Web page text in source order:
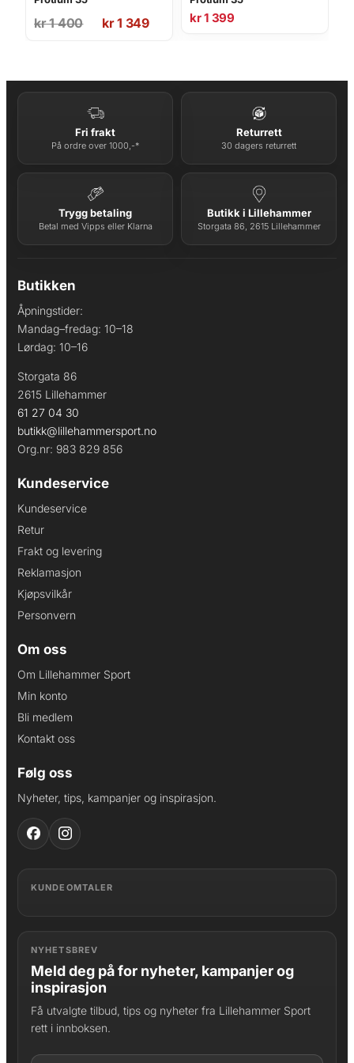
kr1 400
Opprinnelig
kr 1
400.
kr1 349
Nåværende
kr 1
349.
kr1 399
Fri frakt
På ordre over 1000,-*
Returrett
30 dagers returrett
Trygg betaling
Betal med Vipps eller Klarna
Butikk i Lillehammer
Storgata 86, 2615 Lillehammer
Butikken
Åpningstider:
Mandag–fredag: 10–18
Lørdag: 10–16
Storgata 86
2615 Lillehammer
61 27 04 30
butikk@lillehammersport.no
Org.nr: 983 829 856
Kundeservice
Kundeservice
Retur
Frakt og levering
Reklamasjon
Kjøpsvilkår
Personvern
Om oss
Om Lillehammer Sport
Min konto
Bli medlem
Kontakt oss
Følg oss
Nyheter, tips, kampanjer og inspirasjon.
KUNDEOMTALER
NYHETSBREV
Meld deg på for nyheter, kampanjer og
inspirasjon
Få utvalgte tilbud, tips og nyheter fra Lillehammer Sport
rett i innboksen.